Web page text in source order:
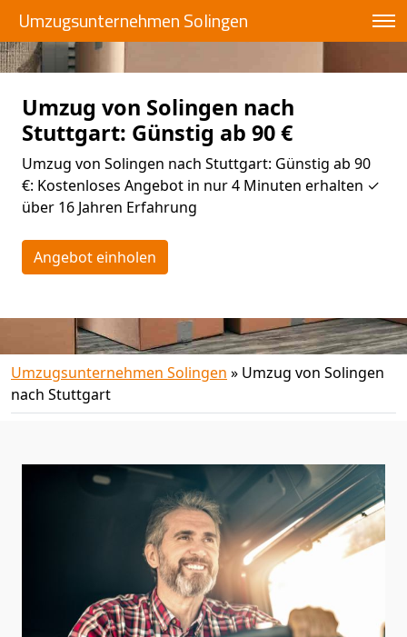
Umzugsunternehmen Solingen
Umzug von Solingen nach
Stuttgart: Günstig ab 90 €
Umzug von Solingen nach Stuttgart: Günstig ab 90
€: Kostenloses Angebot in nur 4 Minuten erhalten ✓
über 16 Jahren Erfahrung
Angebot einholen
Umzugsunternehmen Solingen » Umzug von Solingen
nach Stuttgart